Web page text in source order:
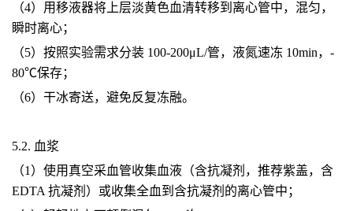
（4）用移液器将上层淡黄色血清转移到离心管中，混匀，
瞬时离心；
（5）按照实验需求分装 100-200μL/管，液氮速冻 10min，-
80℃保存；
（6）干冰寄送，避免反复冻融。
5.2. 血浆
（1）使用真空采血管收集血液（含抗凝剂，推荐紫盖，含
EDTA 抗凝剂）或收集全血到含抗凝剂的离心管中；